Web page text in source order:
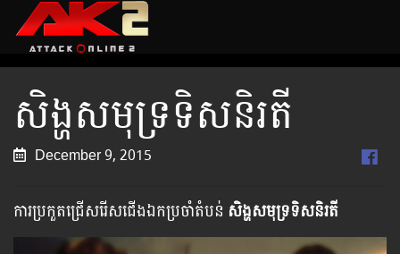
សិង្ហសមុទ្រទិសនិរតី
December 9, 2015
ការប្រកួតជ្រើសរើសជើងឯកប្រចាំតំបន់ សិង្ហសមុទ្រទិសនិរតី